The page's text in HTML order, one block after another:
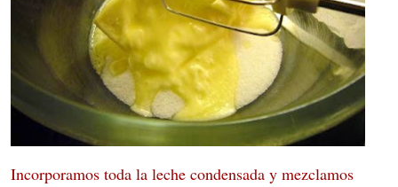
Incorporamos toda la leche condensada y mezclamos